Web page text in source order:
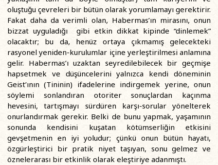
oluştuğu çevreleri bir bütün olarak yorumlamayı gerektirir.
Fakat daha da verimli olan, Habermas’ın mirasını, onun
bizzat uyguladığı gibi etkin dikkat kipinde “dinlemek”
olacaktır; bu da, henüz ortaya çıkmamış gelecekteki
rasyonel yeniden-kurulumlar içine yerleştirilmesi anlamına
gelir. Habermas’ı uzaktan seyredilebilecek bir geçmişe
hapsetmek ve düşüncelerini yalnızca kendi döneminin
Geist’ının (Tininin) ifadelerine indirgemek yerine, onun
söylemi sonlandıran otoriter sonuçlardan kaçınma
hevesini, tartışmayı sürdüren karşı-sorular yönelterek
onurlandırmak gerekir. Belki de bunu yapmak, yaşamının
sonunda kendisini kuşatan kötümserliğin etkisini
gevşetmenin en iyi yoludur; çünkü onun bütün hayatı,
özgürleştirici bir pratik niyet taşıyan, sonu gelmez ve
öznelerarası bir etkinlik olarak eleştiriye adanmıştı.